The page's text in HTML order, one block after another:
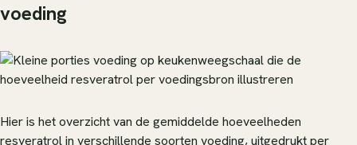
voeding
Hier is het overzicht van de gemiddelde hoeveelheden
resveratrol in verschillende soorten voeding, uitgedrukt per